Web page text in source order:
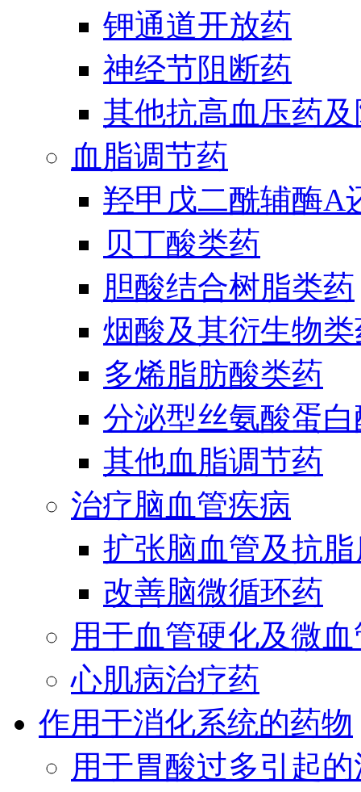
钾通道开放药
神经节阻断药
其他抗高血压药
血脂调节药
羟甲戊二酰辅酶A
贝丁酸类药
胆酸结合树脂类药
烟酸及其衍生物
多烯脂肪酸类药
分泌型丝氨酸蛋
其他血脂调节药
治疗脑血管疾病
扩张脑血管及抗
改善脑微循环药
用于血管硬化及微
心肌病治疗药
作用于消化系统的药物
用于胃酸过多引起